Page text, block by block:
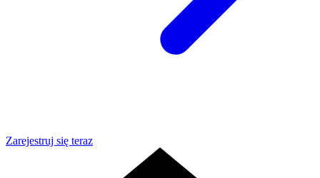
Zarejestruj się teraz